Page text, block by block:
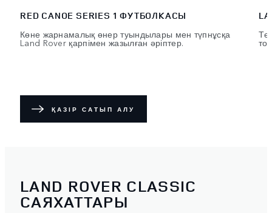
RED CANOE SERIES 1 ФУТБОЛКАСЫ
Көне жарнамалық өнер туындылары мен түпнұсқа
Land Rover қарпімен жазылған әріптер.
ҚАЗІР САТЫП АЛУ
LAND ROVER CLASSIC
САЯХАТТАРЫ